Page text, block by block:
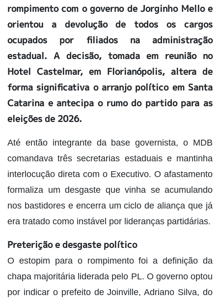
rompimento com o governo de Jorginho Mello e
orientou a devolução de todos os cargos
ocupados por filiados na administração
estadual. A decisão, tomada em reunião no
Hotel Castelmar, em Florianópolis, altera de
forma significativa o arranjo político em Santa
Catarina e antecipa o rumo do partido para as
eleições de 2026.
Até então integrante da base governista, o MDB
comandava três secretarias estaduais e mantinha
interlocução direta com o Executivo. O afastamento
formaliza um desgaste que vinha se acumulando
nos bastidores e encerra um ciclo de aliança que já
era tratado como instável por lideranças partidárias.
Preterição e desgaste político
O estopim para o rompimento foi a definição da
chapa majoritária liderada pelo PL. O governo optou
por indicar o prefeito de Joinville, Adriano Silva, do